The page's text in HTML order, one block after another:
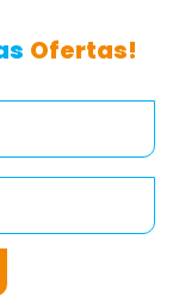
Ofertas!